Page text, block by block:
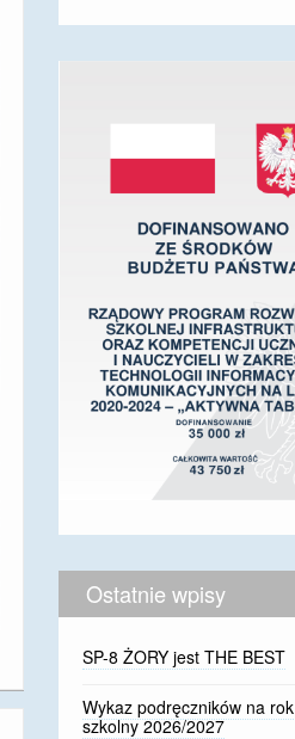
Ostatnie wpisy
SP-8 ŻORY jest THE BEST
Wykaz podręczników na rok
szkolny 2026/2027